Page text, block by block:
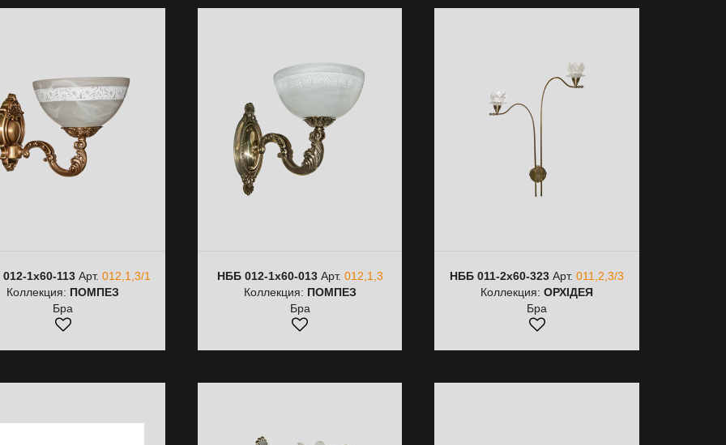
1х60-113Арт. 012,1,3/1
Коллекция: ПОМПЕЗ
Бра
НББ 012-1х60-013Арт. 012,1,3
Коллекция: ПОМПЕЗ
Бра
НББ 011-2х60-323 Арт.011,2,3/3
Коллекция:ОРХІДЕЯ
Бра